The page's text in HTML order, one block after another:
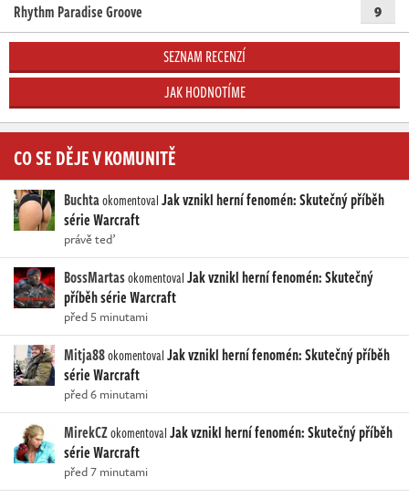
Rhythm Paradise Groove 9
SEZNAM RECENZÍ
JAK HODNOTÍME
CO SE DĚJE V KOMUNITĚ
BuchtaokomentovalJak vznikl herní fenomén: Skutečný příběh
série Warcraft
právě teď
BossMartasokomentovalJak vznikl herní fenomén: Skutečný
příběh série Warcraft
před 5 minutami
Mitja88okomentovalJak vznikl herní fenomén: Skutečný příběh
série Warcraft
před 6 minutami
MirekCZokomentovalJak vznikl herní fenomén: Skutečný příběh
série Warcraft
před 7 minutami